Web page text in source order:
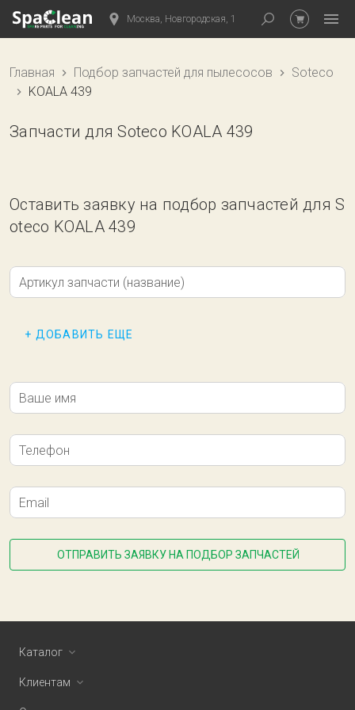
Москва, Новгородская, 1
Главная Подбор запчастей для пылесосов
Soteco
KOALA 439
Запчасти для Soteco KOALA 439
Оставить заявку на подбор запчастей для S
oteco KOALA 439
Артикул запчасти (название)
+ ДОБАВИТЬ ЕЩЕ
Ваше имя
Телефон
Email
ОТПРАВИТЬ ЗАЯВКУ НА ПОДБОР ЗАПЧАСТЕЙ
Каталог
Клиентам